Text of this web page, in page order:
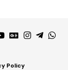
Policy